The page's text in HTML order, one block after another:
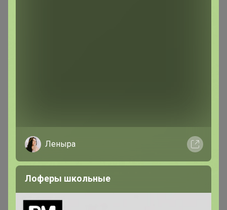
Реклама
Леныра
Лоферы школьные